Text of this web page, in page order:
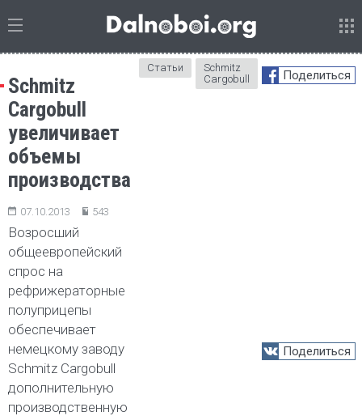
Schmitz
Cargobull
увеличивает
объемы
производства
07.10.2013 543
Возросший
общеевропейский
спрос на
рефрижераторные
полуприцепы
обеспечивает
немецкому заводу
Schmitz Cargobull
дополнительную
производственную
Статьи
Schmitz
Cargobull
Поделиться
Поделиться